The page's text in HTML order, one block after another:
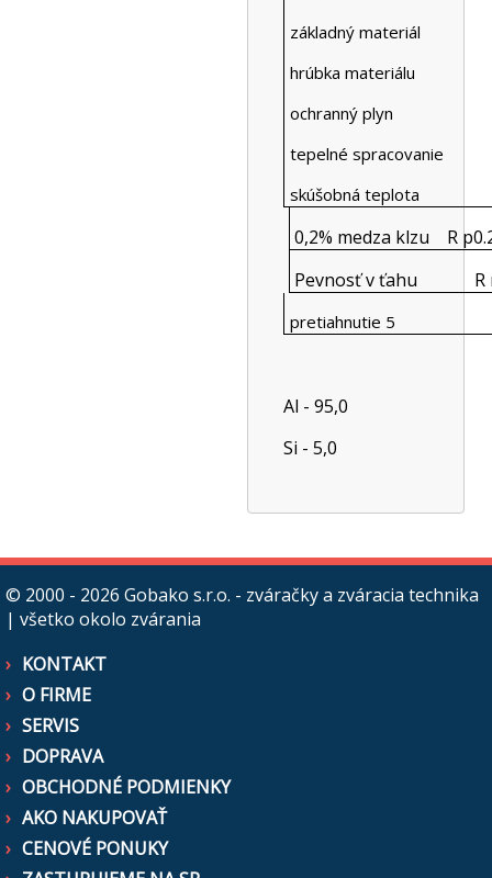
základný materiál
hrúbka materiálu
ochranný plyn
tepelné spracovanie
skúšobná teplota
0,2% medza klzu R
Pevnosť v ťahu R
pretiahnutie 5
Al - 95,0
Si - 5,0
© 2000 - 2026 Gobako s.r.o. - zváračky a zváracia technika
| všetko okolo zvárania
KONTAKT
O FIRME
SERVIS
DOPRAVA
OBCHODNÉ PODMIENKY
AKO NAKUPOVAŤ
CENOVÉ PONUKY